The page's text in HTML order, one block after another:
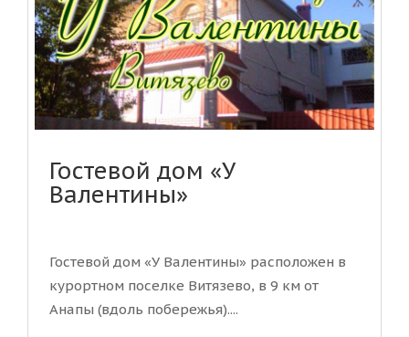
Гостевой дом «У
Валентины»
Гостевой дом «У Валентины» расположен в
курортном поселке Витязево, в 9 км от
Анапы (вдоль побережья)....